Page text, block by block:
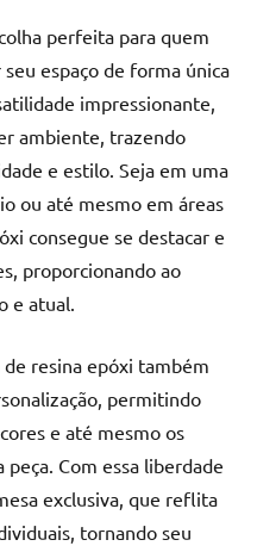
perfeita para quem
espaço de forma única
impressionante,
ambiente, trazendo
e estilo. Seja em uma
ou até mesmo em áreas
consegue se destacar e
proporcionando ao
e atual.
resina epóxi também
permitindo
e até mesmo os
Com essa liberdade
exclusiva, que reflita
tornando seu